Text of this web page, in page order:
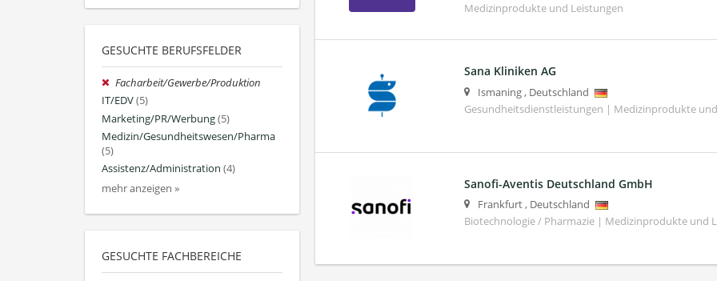
GESUCHTE BERUFSFELDER
Facharbeit/Gewerbe/Produktion
IT/EDV(5)
Marketing/PR/Werbung(5)
Medizin/Gesundheitswesen/Pharma
(5)
Assistenz/Administration (4)
mehr anzeigen »
GESUCHTE FACHBEREICHE
Medizinprodukte und Leistungen
Sana Kliniken AG
Ismaning, Deutschland
Gesundheitsdienstleistungen | Medizinprodukte
Sanofi-Aventis Deutschland GmbH
Frankfurt, Deutschland
Biotechnologie / Pharmazie | Medizinprodukte und